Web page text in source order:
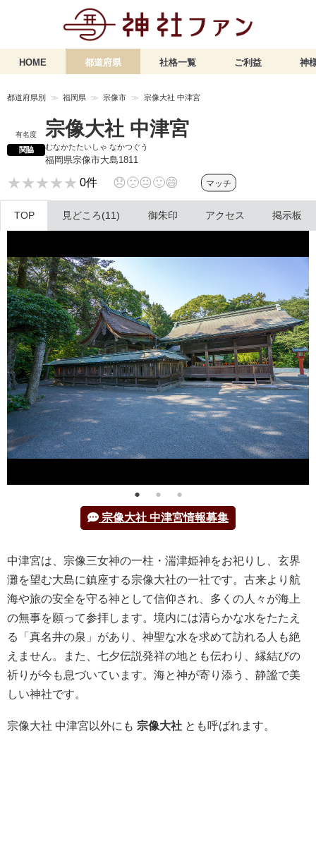
HOME 都道府県 社格一覧 ご利益 神
都道府県別 福岡県 宗像市 宗像大社 中津宮
有名度
関脇
宗像大社 中津宮
むなかたたいしゃ なかつぐう
福岡県宗像市大島1811
★★★★★
★★★★★ 0件 😞🙁😐🙂😄 マッチ
TOP 見どころ(11) 御朱印 アクセス 掲示板
宗像大社 中津宮情報募集
中津宮は、宗像三女神の一柱・湍津姫神をお祀りし、玄界
灘を望む大島に鎮座する宗像大社の一社です。古来より航
海や旅の安全を守る神として信仰され、多くの人々が海上
の無事を願って参拝します。境内には清らかな水をたたえ
る「真名井の泉」があり、神聖な水を求めて訪れる人も絶
えません。また、七夕伝説発祥の地とも伝わり、縁結びの
祈りが今も息づいています。海と神が寄り添う、静謐で美
しい神社です。
宗像大社 中津宮以外にも 宗像大社 とも呼ばれます。